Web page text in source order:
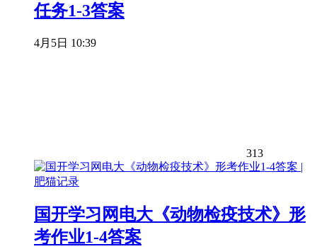
任务1-3答案
4月5日 10:39
313
国开学习网电大《动物检疫技术》形
考作业1-4答案